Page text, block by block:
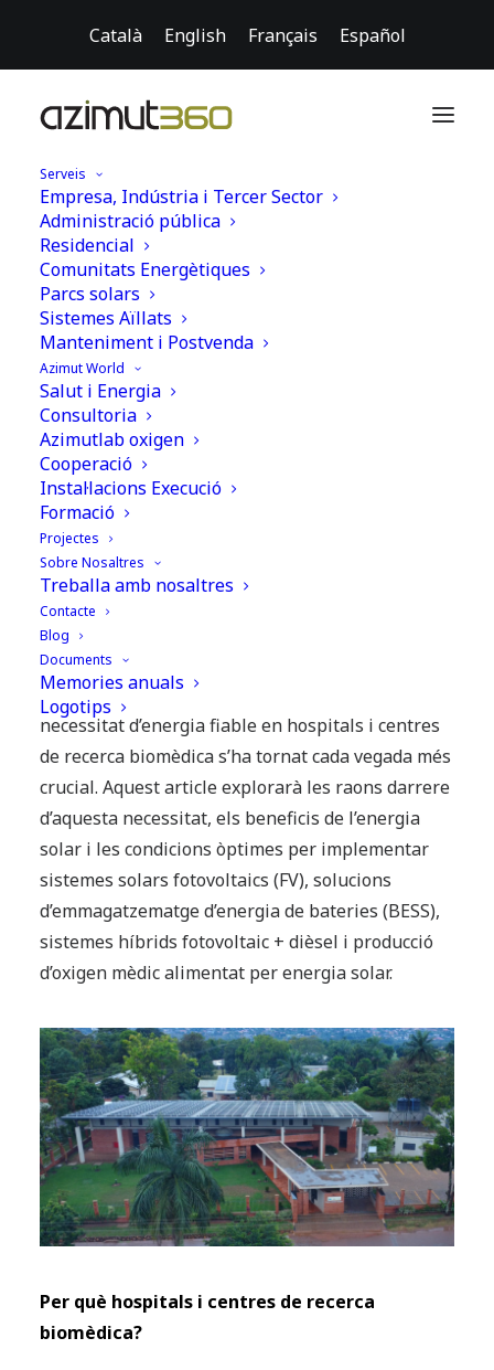
Català English Français Español
Serveis
Empresa, Indústria i Tercer Sector
Administració pública
Residencial
Comunitats Energètiques
Parcs solars
Sistemes Aïllats
Manteniment i Postvenda
Azimut World
Salut i Energia
Consultoria
Azimutlab oxigen
Cooperació
Instal·lacions Execució
Formació
Projectes
Sobre Nosaltres
Treballa amb nosaltres
Contacte
Blog
Documents
Memories anuals
Logotips
Energia solar per a hospitals a l’Àfrica
subsahariana: quan té sentit?
Home
Cooperació al desenvolupament
Energia solar per a hospitals a l’Àfrica subsahariana: quan té
Energia solar per a hospitals i
centres de recerca biomèdica
a l'Àfrica subsahariana: quan
té sentit?
L’energia solar ha anat creixent exponencialment
a tot el món a causa dels seus nombrosos
avantatges i capacitat per satisfer les demandes
d’una població creixent. A l’Àfrica subsahariana, la
necessitat d’energia fiable en hospitals i centres
de recerca biomèdica s’ha tornat cada vegada més
crucial. Aquest article explorarà les raons darrere
d’aquesta necessitat, els beneficis de l’energia
solar i les condicions òptimes per implementar
sistemes solars fotovoltaics (FV), solucions
d’emmagatzematge d’energia de bateries (BESS),
sistemes híbrids fotovoltaic + dièsel i producció
d’oxigen mèdic alimentat per energia solar.
Per què hospitals i centres de recerca
biomèdica?